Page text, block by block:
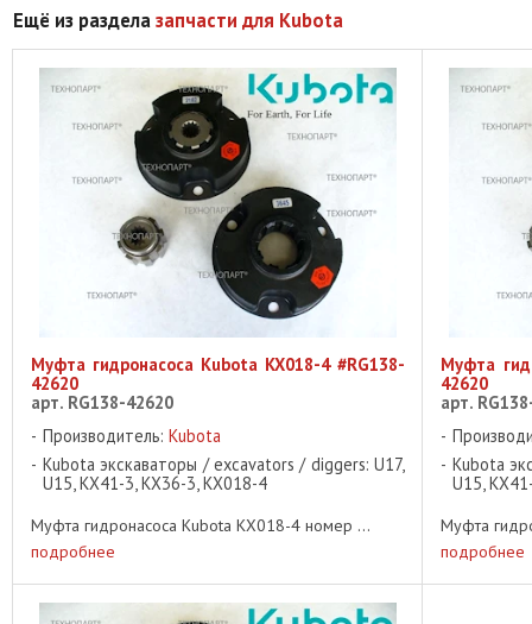
Ещё из разделазапчасти для Kubota
Муфта гидронасоса Kubota KX018-4 #RG138-
42620
арт. RG138-42620
Производитель: Kubota
Kubota экскаваторы / excavators / diggers: U17,
U15, KX41-3, KX36-3, KX018-4
Муфта гидронасоса Kubota KX018-4 номер ...
подробнее
Муфта
42620
арт.
Kubota
U15,
Муфта
подробнее